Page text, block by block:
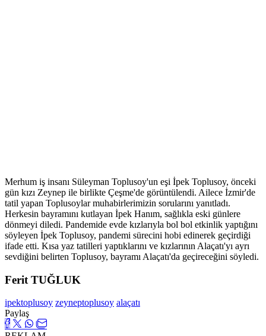
Merhum iş insanı Süleyman Toplusoy'un eşi İpek Toplusoy, önceki
gün kızı Zeynep ile birlikte Çeşme'de görüntülendi. Ailece İzmir'de
tatil yapan Toplusoylar muhabirlerimizin sorularını yanıtladı.
Herkesin bayramını kutlayan İpek Hanım, sağlıkla eski günlere
dönmeyi diledi. Pandemide evde kızlarıyla bol bol etkinlik yaptığını
söyleyen İpek Toplusoy, pandemi sürecini hobi edinerek geçirdiği
ifade etti. Kısa yaz tatilleri yaptıklarını ve kızlarının Alaçatı'yı ayrı
sevdiğini belirten Toplusoy, bayramı Alaçatı'da geçireceğini söyledi.
Ferit TUĞLUK
ipektoplusoy zeyneptoplusoy alaçatı
Paylaş